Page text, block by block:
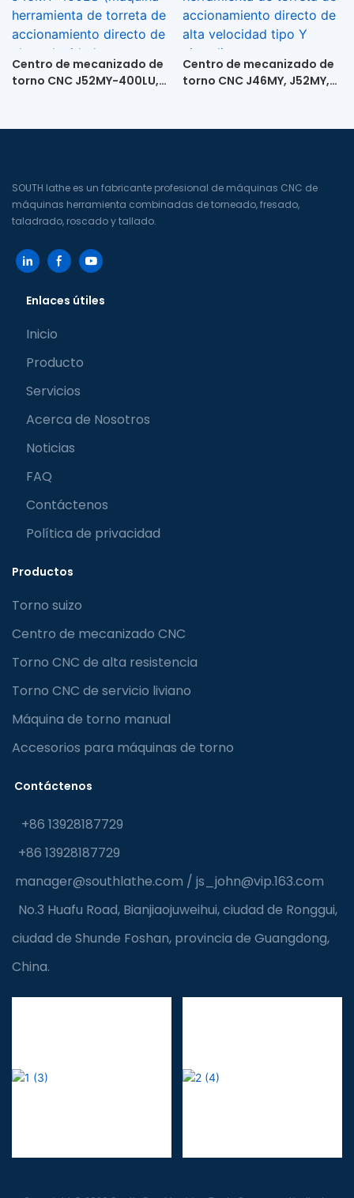
Centro de mecanizado de
torno CNC J52MY-400LU,
herramienta de torreta de
contrapunto)
Centro de mecanizado de
torno CNC J46MY, J52MY,
accionamiento directo de
SOUTH lathe es un fabricante profesional de máquinas CNC de
máquinas herramienta combinadas de torneado, fresado,
taladrado, roscado y tallado.
Enlaces útiles
Inicio
Producto
Servicios
Acerca de Nosotros
Noticias
FAQ
Contáctenos
Política de privacidad
Productos
Torno suizo
Centro de mecanizado CNC
Torno CNC de alta resistencia
Torno CNC de servicio liviano
Máquina de torno manual
Accesorios para máquinas de torno
Contáctenos
+86 13928187729
+86 13928187729
manager@southlathe.com / js_john@vip.163.com
No.3 Huafu Road, Bianjiaojuweihui, ciudad de Ronggui,
ciudad de Shunde Foshan, provincia de Guangdong,
China.